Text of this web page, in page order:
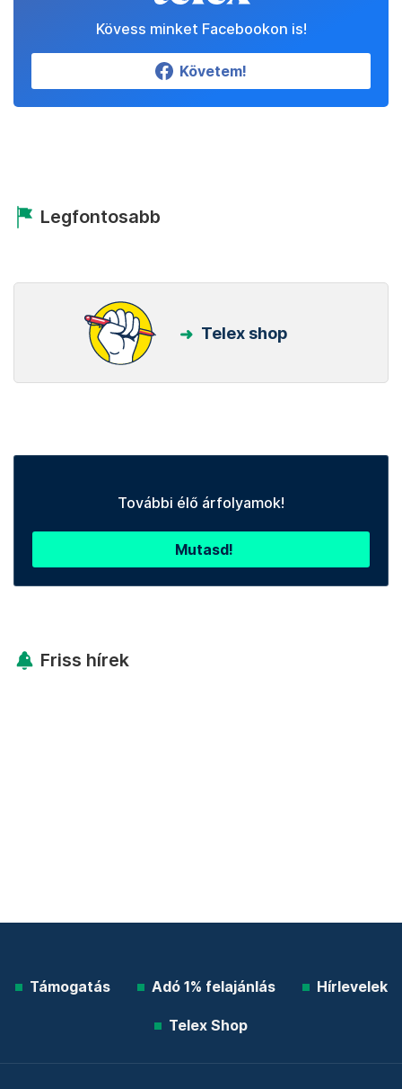
Kövess minket Facebookon is!
Követem!
Legfontosabb
Telex shop
További élő árfolyamok!
Mutasd!
Friss hírek
Támogatás Adó 1% felajánlás Hírlevelek
Telex Shop